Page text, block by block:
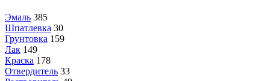
Эмаль 385
Шпатлевка 30
Грунтовка 159
Лак 149
Краска 178
Отвердитель 33